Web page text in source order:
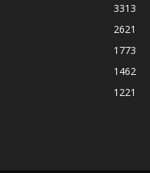
3313
2621
1773
1462
1221